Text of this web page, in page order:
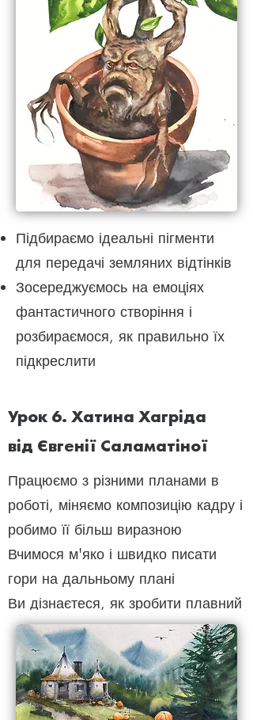
Підбираємо ідеальні пігменти
для передачі земляних відтінків
Зосереджуємось на емоціях
фантастичного створіння і
розбираємося, як правильно їх
підкреслити
Урок 6. Хатина Хагріда
від Євгенії Саламатіної
Працюємо з різними планами в
роботі, міняємо композицію кадру і
робимо її більш виразною
Вчимося м'яко і швидко писати
гори на дальньому плані
Ви дізнаєтеся, як зробити плавний
перехід від далекого і розмитого
плану до переднього - більш
чіткого
За допомогою деталей